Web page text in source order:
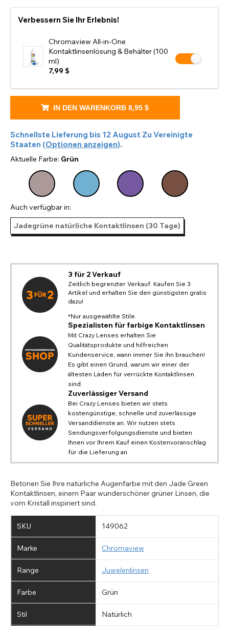
Verbessern Sie Ihr Erlebnis!
Chromaview All-in-One
Kontaktlinsenlösung & Behälter (100
ml)
7,99 $
IN DEN WARENKORB8,95 $
Schnellste Lieferung bis 12 August Zu Vereinigte
Staaten (Optionen anzeigen).
Aktuelle Farbe: Grün
Auch verfügbar in:
Jadegrüne natürliche Kontaktlinsen (30 Tage)
3 für 2 Verkauf
Zeitlich begrenzter Verkauf. Kaufen Sie 3
Artikel und erhalten Sie den günstigsten gratis
dazu!
*Nur ausgewählte Stile.
Spezialisten für farbige Kontaktlinsen
Mit Crazy Lenses erhalten Sie
Qualitätsprodukte und hilfreichen
Kundenservice, wann immer Sie ihn brauchen!
Es gibt einen Grund, warum wir einer der
ältesten Läden für verrückte Kontaktlinsen
sind.
Zuverlässiger Versand
Bei Crazy Lenses bieten wir stets
kostengünstige, schnelle und zuverlässige
Versanddienste an. Wir nutzen stets
Sendungsverfolgungsdienste und bieten
Ihnen vor Ihrem Kauf einen Kostenvoranschlag
für die Lieferung an.
Betonen Sie Ihre natürliche Augenfarbe mit den Jade Green
Kontaktlinsen, einem Paar wunderschöner grüner Linsen, die
vom Kristall inspiriert sind.
SKU 149062
Marke Chromaview
Range Juwelenlinsen
Farbe Grün
Stil Natürlich